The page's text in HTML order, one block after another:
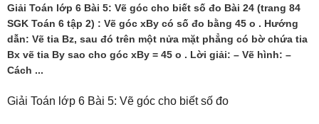
Giải Toán lớp 6 Bài 5: Vẽ góc cho biết số đo Bài 24 (trang 84
SGK Toán 6 tập 2) : Vẽ góc xBy có số đo bằng 45 o . Hướng
dẫn: Vẽ tia Bz, sau đó trên một nửa mặt phẳng có bờ chứa tia
Bx vẽ tia By sao cho góc xBy = 45 o . Lời giải: – Vẽ hình: –
Cách ...
Giải Toán lớp 6 Bài 5: Vẽ góc cho biết số đo